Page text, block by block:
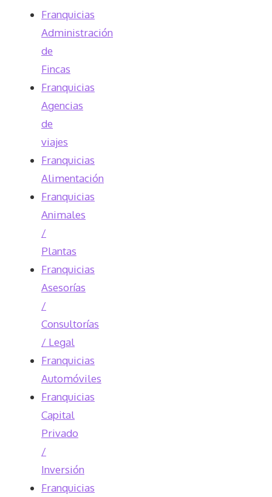
Franquicias
Administración
de
Fincas
Franquicias
Agencias
de
viajes
Franquicias
Alimentación
Franquicias
Animales
/
Plantas
Franquicias
Asesorías
/
Consultorías
/ Legal
Franquicias
Automóviles
Franquicias
Capital
Privado
/
Inversión
Franquicias